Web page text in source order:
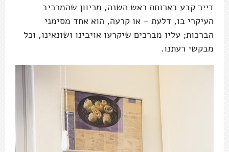
דייר קבע בארוחת ראש השנה, מכיוון שהמרכיב
העיקרי בו, דלעת – או קרעה, הוא אחד מסימני
הברכות; עליו מברכים שיקרעו אויבינו ושונאינו, וכל
מבקשי רעתנו.